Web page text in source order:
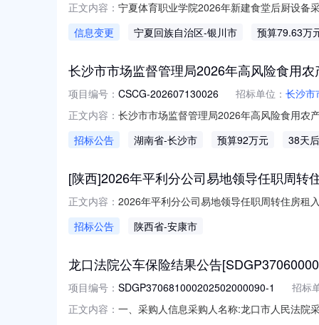
正文内容： 宁夏体育职业学院2026年新建食堂后厨设备
各位供应商及时下载澄清文件。以系统内
信息变更 宁夏回族自治区-银川市 预算79.63万
长沙市市场监督管理局2026年高风险食用
项目编号： CSCG-202607130026 招标单位： 长沙市
正文内容： 长沙市市场监督管理局2026年高风险食用农
1409:00（北京时间）前递交投标文件。一
招标公告 湖南省-长沙市 预算92万元 38天
[陕西]2026年平利分公司易地领导任职周转
正文内容： 2026年平利分公司易地领导任职周转住房租
商王明庆四、公示媒介和期限本公示仅在
招标公告 陕西省-安康市
龙口法院公车保险结果公告
项目编号： SDGP370681000202502000090-1
招标
正文内容： 一、采购人信息采购人名称:龙口市人民法院